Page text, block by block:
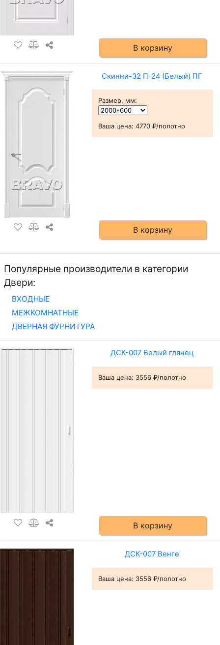
В корзину
Скинни-32 П-24 (Белый) ПГ
Размер, мм:
Ваша цена: 4770 ₽/полотно
В корзину
Популярные производители в категории
Двери:
ВХОДНЫЕ
МЕЖКОМНАТНЫЕ
ДВЕРНАЯ ФУРНИТУРА
ДСК-007 Белый глянец
Ваша цена: 3556 ₽/полотно
В корзину
ДСК-007 Венге
Ваша цена: 3556 ₽/полотно